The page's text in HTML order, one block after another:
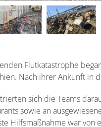
Flutkatastrophe
Nach ihrer Ankunft in
sich die Teams
sowie an
Hilfsmaßnahme war